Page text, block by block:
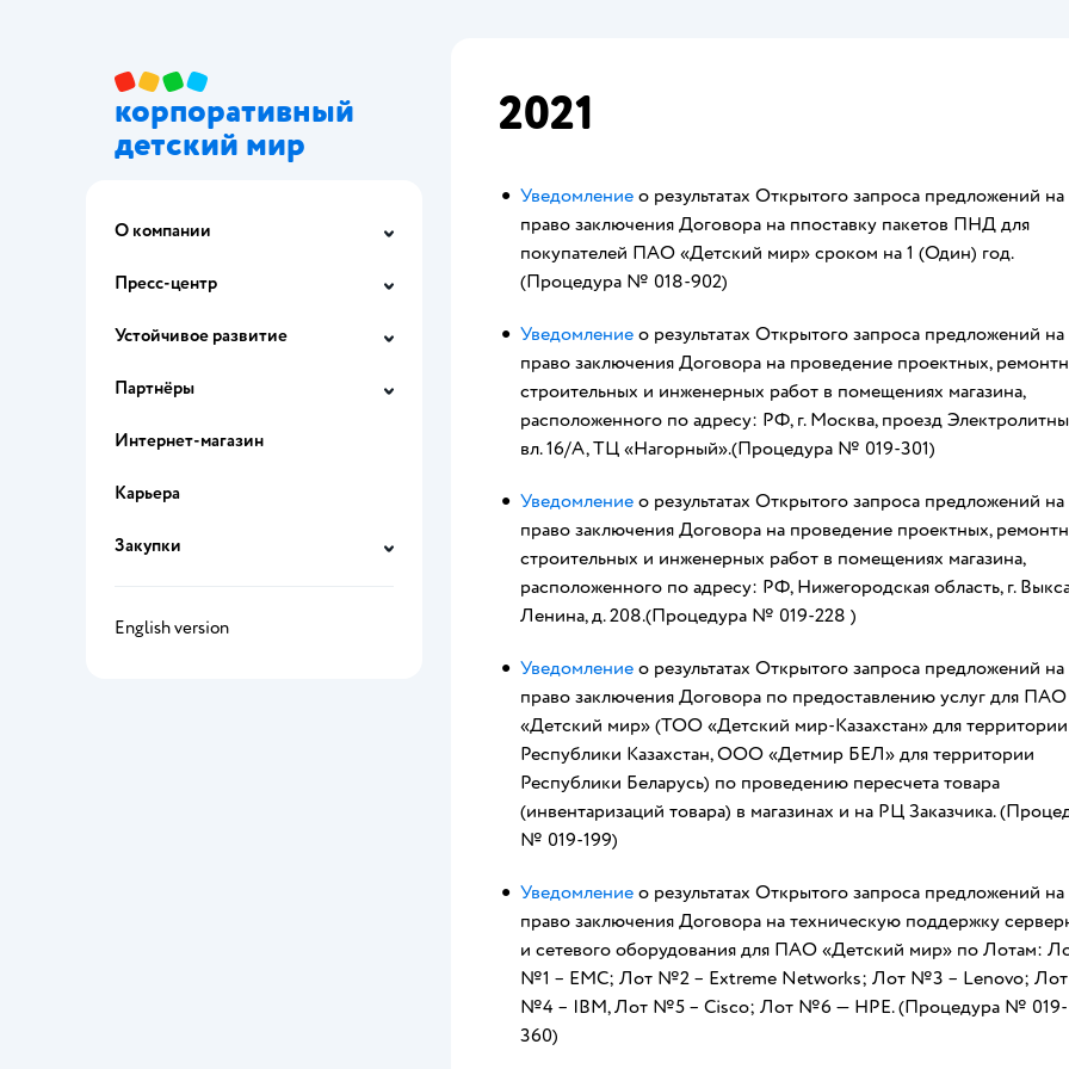
корпоративный
детский мир
О компании
Пресс-центр
Устойчивое развитие
Партнёры
Интернет-магазин
Карьера
Закупки
English version
2021
Уведомление о результатах Открытого запроса предложений на
право заключения Договора на ппоставку пакетов ПНД для
покупателей ПАО «Детский мир» сроком на 1 (Один) год.
(Процедура № 018-902)
Уведомление о результатах Открытого запроса предложений на
право заключения Договора на проведение проектных,
строительных и инженерных работ в помещениях магазина,
расположенного по адресу: РФ, г. Москва, проезд
вл. 16/А, ТЦ «Нагорный».(Процедура № 019-301)
Уведомление о результатах Открытого запроса предложений на
право заключения Договора на проведение проектных,
строительных и инженерных работ в помещениях магазина,
расположенного по адресу: РФ, Нижегородская область, г.
Ленина, д. 208.(Процедура № 019-228 )
Уведомление о результатах Открытого запроса предложений на
право заключения Договора по предоставлению услуг для ПАО
«Детский мир» (ТОО «Детский мир-Казахстан» для территории
Республики Казахстан, ООО «Детмир БЕЛ» для территории
Республики Беларусь) по проведению пересчета товара
(инвентаризаций товара) в магазинах и на РЦ Заказчика.
№ 019-199)
Уведомление о результатах Открытого запроса предложений на
право заключения Договора на техническую поддержку
и сетевого оборудования для ПАО «Детский мир» по Лотам:
№1 – EMC; Лот №2 – Extreme Networks; Лот №3 – Lenovo; Лот
№4 – IBM, Лот №5 – Cisco; Лот №6 — HPE. (Процедура № 019-
360)